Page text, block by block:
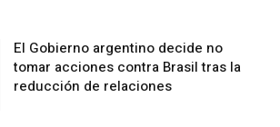
El Gobierno argentino decide no
tomar acciones contra Brasil tras la
reducción de relaciones